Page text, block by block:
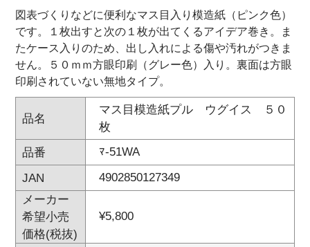
企業情報
図表づくりなどに便利なマス目入り模造紙（ピンク色）
です。１枚出すと次の１枚が出てくるアイデア巻き。ま
たケース入りのため、出し入れによる傷や汚れがつきま
せん。５０ｍｍ方眼印刷（グレー色）入り。裏面は方眼
印刷されていない無地タイプ。
品名
マス目模造紙プル ウグイス ５０
枚
品番
ﾏ-51WA
JAN
4902850127349
メーカー
希望小売
価格(税抜)
¥5,800